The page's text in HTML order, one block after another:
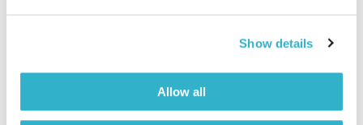
Show details
Allow all
מסע מוזיקלי יומי עם אורי בנקהלטר, והפעם – רכות, אקוסטי, מגוון
אודיו